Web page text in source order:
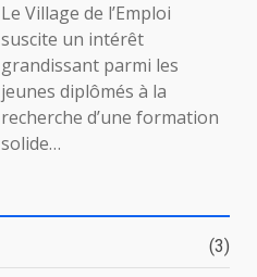
Le Village de l’Emploi
suscite un intérêt
grandissant parmi les
jeunes diplômés à la
recherche d’une formation
solide…
(3)